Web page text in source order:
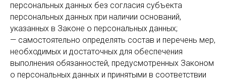
персональных данных без согласия субъекта
персональных данных при наличии оснований,
указанных в Законе о персональных данных;
— самостоятельно определять состав и перечень мер,
необходимых и достаточных для обеспечения
выполнения обязанностей, предусмотренных Законом
о персональных данных и принятыми в соответствии